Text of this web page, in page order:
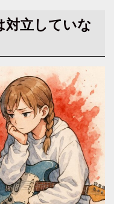
対立していな